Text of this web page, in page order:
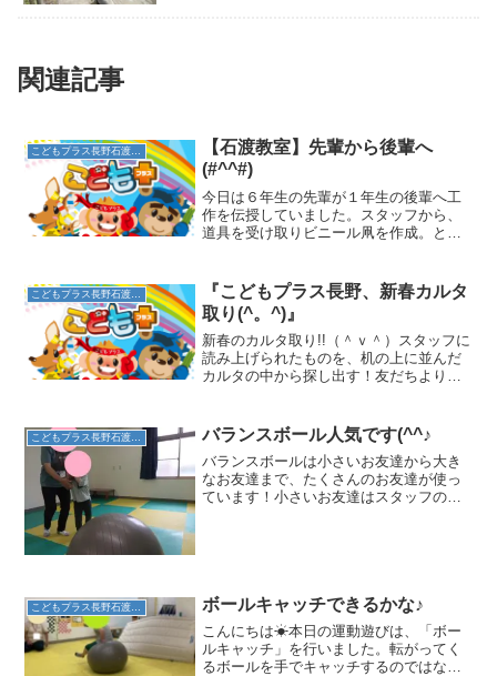
関連記事
【石渡教室】先輩から後輩へ
(#^^#)
今日は６年生の先輩が１年生の後輩へ工
作を伝授していました。スタッフから、
道具を受け取りビニール凧を作成。とっ
風があまりなく結果はいまいちでした
が、お友達の絆はとってもかた...
『こどもプラス長野、新春カルタ
取り(^。^)』
新春のカルタ取り!!（＾ｖ＾）スタッフに
読み上げられたものを、机の上に並んだ
カルタの中から探し出す！友だちよりも
ったカルタを友だちに譲るなんてやさし
い場面も見られた(^...
こどもプラス長野石渡教室 バランスボール人気です(^^♪
バランスボールは小さいお友達から大き
なお友達まで、たくさんのお友達が使っ
ています！小さいお友達はスタッフの手
ボールキャッチできるかな♪
こんにちは☀本日の運動遊びは、「ボー
ルキャッチ」を行いました。転がってく
るボールを手でキャッチするのではな